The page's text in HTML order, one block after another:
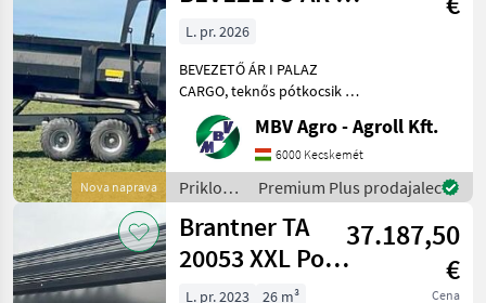
Nova naprava
PALAZ CARGO,
teknős
pótkocsik I 1
L. pr. 2026
BEVEZETŐ ÁR I PALAZ
CARGO, teknős pótkocsik I
12-18T I 2 tengely Ha PALAZ
akkor kizárólag az MBV
AGRO! Vásároljon
közvetlenül az importőrtől,
a régió legnagyobb PA
MBV Agro - Agroll Kft.
6000 Kecskemét
Priklopniki
/
Sonstige
Premium Plus prodajalec
Brantner TA
20053 XXL Power
Push+
37.187,50
€
Cena
L. pr. 2023
26 m³